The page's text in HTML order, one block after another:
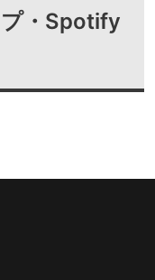
・Spotify